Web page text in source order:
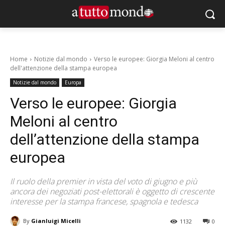
Home Notizie dal mondo
Verso le europee: Giorgia Meloni al centro
dell'attenzione della stampa europea
Notizie dal mondo Europa
Verso le europee: Giorgia
Meloni al centro
dell’attenzione della stampa
europea
Il ruolo della premier in vista del voto di giugno e più
ancora dei negoziati post-elettorali è oggetto di crescente
interesse per la stampa francese, spagnola e tedesca
By Gianluigi Micelli 0
1132